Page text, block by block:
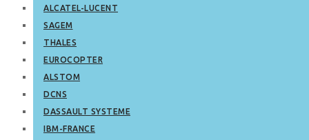
ALCATEL-LUCENT
SAGEM
THALES
EUROCOPTER
ALSTOM
DCNS
DASSAULT SYSTEME
IBM-FRANCE